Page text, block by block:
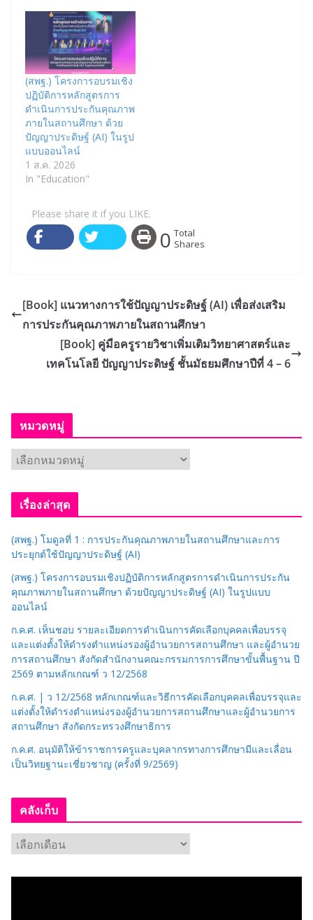
(สพฐ.) โครงการอบรมเชิง
ปฏิบัติการหลักสูตรการ
ดำเนินการประกันคุณภาพ
ภายในสถานศึกษา ด้วย
ปัญญาประดิษฐ์ (AI) ในรูป
แบบออนไลน์
1 ส.ค. 2026
In "Education"
Please share it if you LIKE.
0 Total
Shares
[Book] แนวทางการใช้ปัญญาประดิษฐ์ (AI) เพื่อส่งเสริม
การประกันคุณภาพภายในสถานศึกษา
[Book] คู่มือครูรายวิชาเพิ่มเติมวิทยาศาสตร์และ
เทคโนโลยี ปัญญาประดิษฐ์ ชั้นมัธยมศึกษาปีที่ 4 – 6
หมวดหมู่
ม
ว
มู่
เรื่องล่าสุด
(สพฐ.) โมดูลที่ 1 : การประกันคุณภาพภายในสถานศึกษาและการ
ประยุกต์ใช้ปัญญาประดิษฐ์ (AI)
(สพฐ.) โครงการอบรมเชิงปฏิบัติการหลักสูตรการดำเนินการประกัน
คุณภาพภายในสถานศึกษา ด้วยปัญญาประดิษฐ์ (AI) ในรูปแบบ
ออนไลน์
ก.ค.ศ. เห็นชอบ รายละเอียดการดำเนินการคัดเลือกบุคคลเพื่อบรรจุ
และแต่งตั้งให้ดำรงตำแหน่งรองผู้อำนวยการสถานศึกษา และผู้อำนวย
การสถานศึกษา สังกัดสำนักงานคณะกรรมการการศึกษาขั้นพื้นฐาน ปี
2569 ตามหลักเกณฑ์ ว 12/2568
ก.ค.ศ. | ว 12/2568 หลักเกณฑ์และวิธีการคัดเลือกบุคคลเพื่อบรรจุและ
แต่งตั้งให้ดำรงตำแหน่งรองผู้อำนวยการสถานศึกษาและผู้อำนวยการ
สถานศึกษา สังกัดกระทรวงศึกษาธิการ
ก.ค.ศ. อนุมัติให้ข้าราชการครูและบุคลากรทางการศึกษามีและเลื่อน
เป็นวิทยฐานะเชี่ยวชาญ (ครั้งที่ 9/2569)
คลังเก็บ
ลั
ง